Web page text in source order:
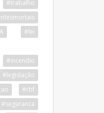
#trabalho
#lei
#incendio
#legislação
#rbf
#seguranca